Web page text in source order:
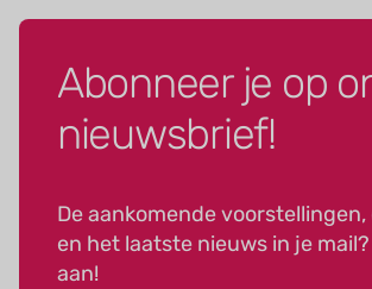
Abonneer je op
nieuwsbrief!
De aankomende
en het laatste nieuws in je
aan!